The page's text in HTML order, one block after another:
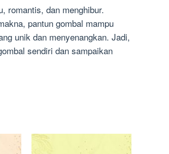
romantis, dan menghibur.
pantun gombal mampu
unik dan menyenangkan. Jadi,
sendiri dan sampaikan